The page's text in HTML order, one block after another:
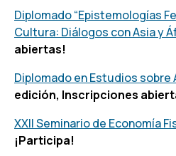
Diplomado “Epistemologías
Cultura: Diálogos con Asia y
abiertas!
Diplomado en Estudios sobre
edición, Inscripciones
XXII Seminario de Economía
¡Participa!